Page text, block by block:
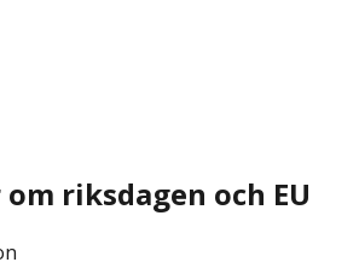
riksdagen och EU